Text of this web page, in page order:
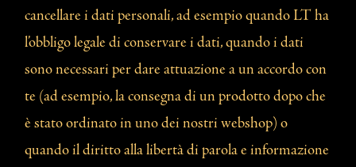
cancellare i dati personali, ad esempio quando LT ha
l’obbligo legale di conservare i dati, quando i dati
sono necessari per dare attuazione a un accordo con
te (ad esempio, la consegna di un prodotto dopo che
è stato ordinato in uno dei nostri webshop) o
quando il diritto alla libertà di parola e informazione